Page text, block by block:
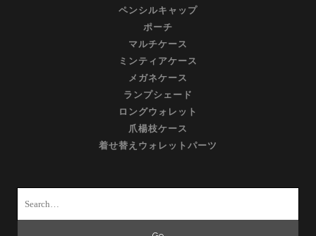
ペンシルキャップ
ポーチ
マルチケース
ミンティアケース
メガネケース
ランプシェード
ロングウォレット
爪楊枝ケース
着せ替えウォレットパーツ